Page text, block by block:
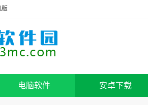
版
电脑软件 安卓下载